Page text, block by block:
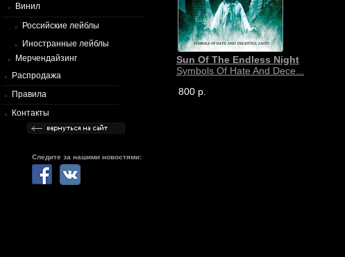
Винил
Российские лейблы
Иностранные лейблы
Мерчендайзинг
Распродажа
Правила
Контакты
Следите за нашими новостями:
Sun Of The Endless Night
Symbols Of Hate And Dece...
800 р.